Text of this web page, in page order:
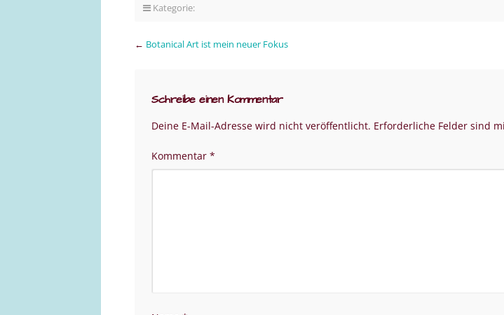
Kategorie:
← Botanical Art ist mein neuer Fokus
Schreibe einen Kommentar
Deine E-Mail-Adresse wird nicht veröffentlicht. Erforderliche Felder sind
Kommentar *